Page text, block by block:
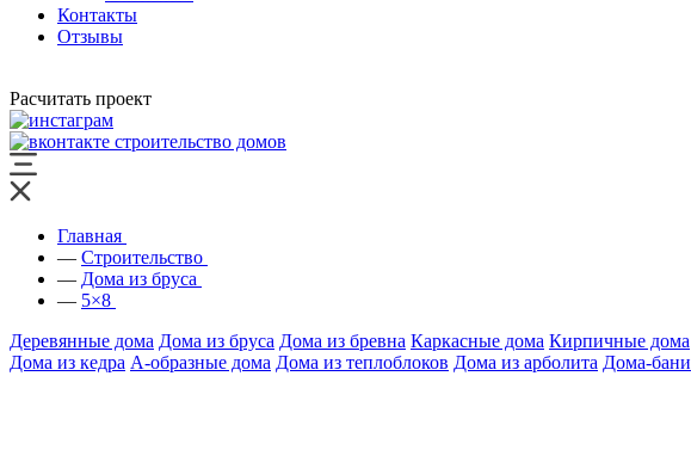
Контакты
Отзывы
Расчитать проект
Главная
— Строительство
— Дома из бруса
— 5×8
Деревянные дома Дома из бруса Дома из бревна Каркасные дома Кирпичные дома
Дома из кедра А-образные дома Дома из теплоблоков Дома из арболита Дома-бани